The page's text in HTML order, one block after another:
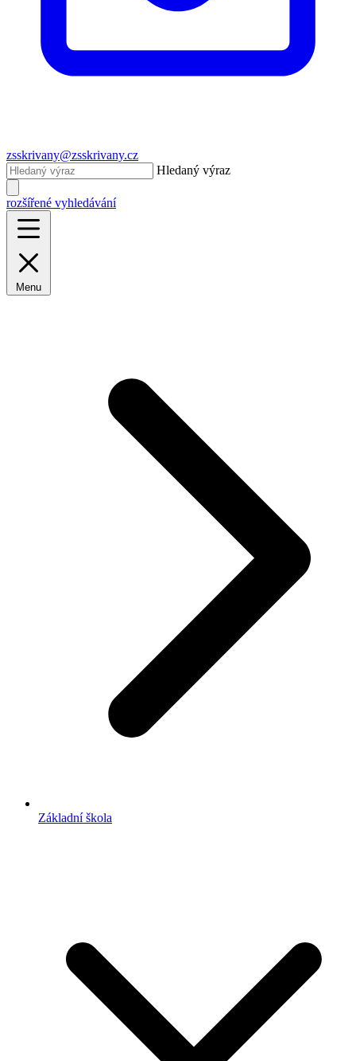
zsskrivany@zsskrivany.cz
Hledaný výraz
rozšířené vyhledávání
Menu
Základní škola